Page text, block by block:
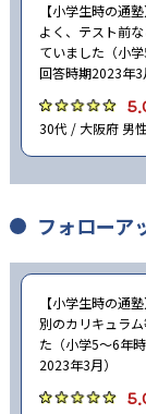
【小学生時の通
よく、テスト前
ていました（小
回答時期2023年3
30代 / 大阪府 男性
フォローア
【小学生時の通
別のカリキュラ
た（小学5〜6年
2023年3月）